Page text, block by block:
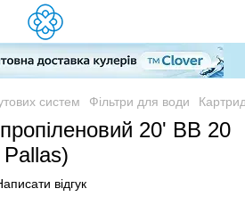
систем Фільтри для води
20' ВВ 20
відгук